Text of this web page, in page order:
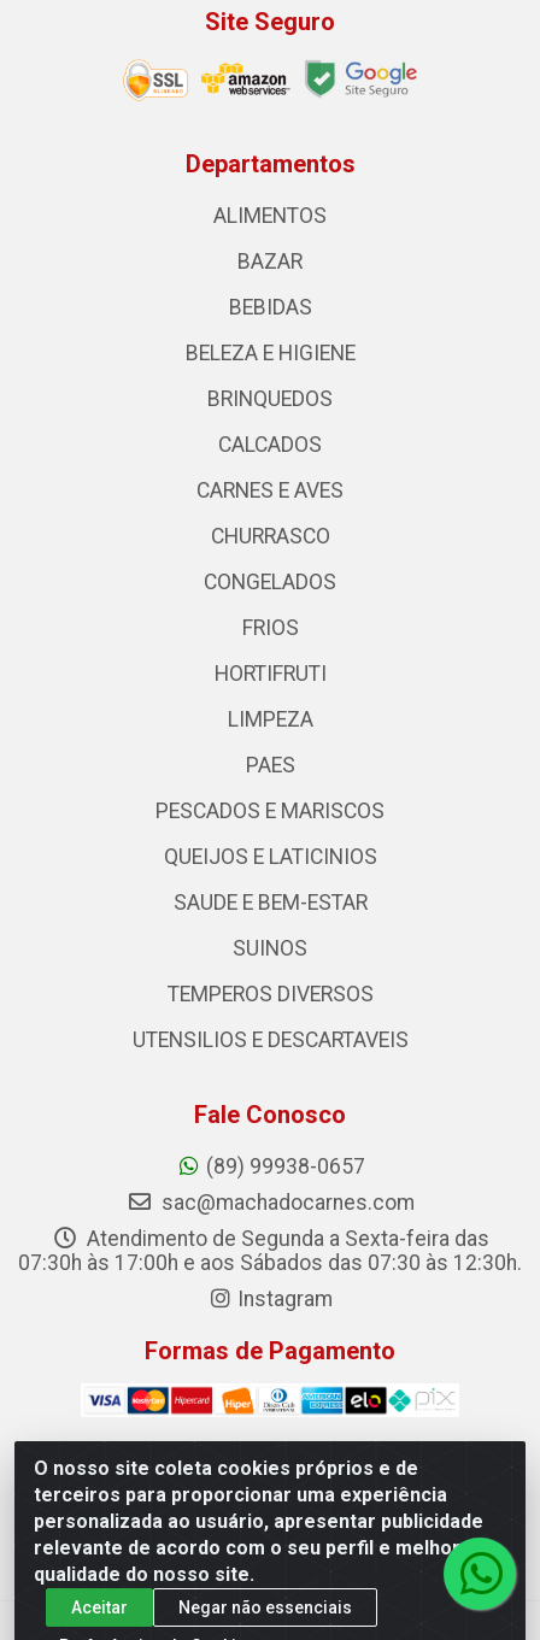
O nosso site coleta cookies próprios e de
terceiros para proporcionar uma experiência
personalizada ao usuário, apresentar publicidade
relevante de acordo com o seu perfil e melhorar a
qualidade do nosso site.
Aceitar
Negar não essenciais
Site Seguro
Departamentos
ALIMENTOS
BAZAR
BEBIDAS
BELEZA E HIGIENE
BRINQUEDOS
CALCADOS
CARNES E AVES
CHURRASCO
CONGELADOS
FRIOS
HORTIFRUTI
LIMPEZA
PAES
PESCADOS E MARISCOS
QUEIJOS E LATICINIOS
SAUDE E BEM-ESTAR
SUINOS
TEMPEROS DIVERSOS
UTENSILIOS E DESCARTAVEIS
Fale Conosco
(89) 99938-0657
sac@machadocarnes.com
Atendimento de Segunda a Sexta-feira das
07:30h às 17:00h e aos Sábados das 07:30 às 12:30h.
Instagram
Formas de Pagamento
Machado Carnes Distribuidora de Alimentos LTDA -
Logradouro: Avenida Candido Aleixo, 148 - Centro - Oeiras/PI
- CEP 64.500-000 - 31.391.008/0001-50